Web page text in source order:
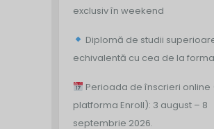
exclusiv în weekend
Diplomă de studii
echivalentă cu cea de la
Perioada de înscrieri online
platforma Enroll): 3 august – 8
septembrie 2026.